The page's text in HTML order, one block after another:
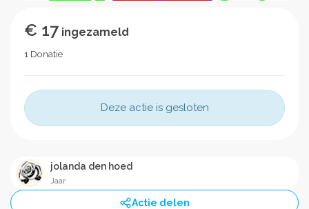
€ 17 ingezameld
1 Donatie
Deze actie is gesloten
jolanda den hoed
Jaar
Actie delen